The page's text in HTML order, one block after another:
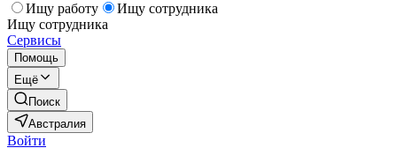
Ищу работу
Ищу сотрудника
Ищу сотрудника
Сервисы
Помощь
Ещё
Поиск
Австралия
Войти